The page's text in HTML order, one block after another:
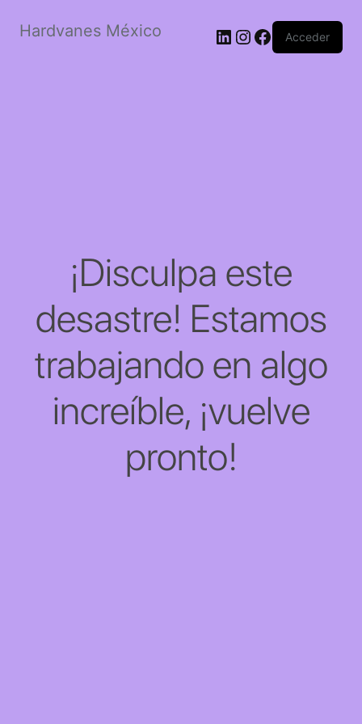
Hardvanes México LinkedIn
Instagram
Facebook
Acceder
¡Disculpa este
desastre! Estamos
trabajando en algo
increíble, ¡vuelve
pronto!